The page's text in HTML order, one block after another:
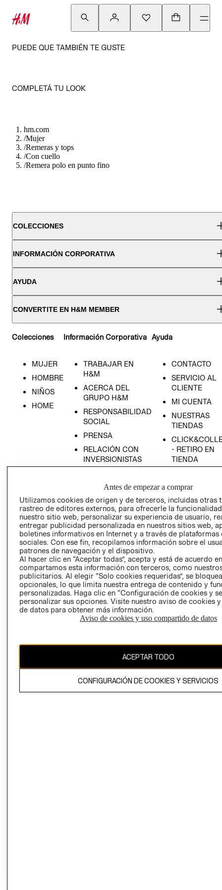
PUEDE QUE TAMBIÉN TE GUSTE
COMPLETÁ TU LOOK
hm.com
/Mujer
/Remeras y tops
/Con cuello
/Remera polo en punto fino
COLECCIONES
INFORMACIÓN CORPORATIVA
AYUDA
CONVERTITE EN H&M MEMBER
Colecciones
MUJER
HOMBRE
NIÑOS
HOME
Información Corporativa
TRABAJAR EN
H&M
ACERCA DEL
GRUPO H&M
RESPONSABILIDAD
SOCIAL
PRENSA
RELACIÓN CON
INVERSIONISTAS
EMPRESARIAL
Ayuda
CONTACTO
SERVICIO AL
CLIENTE
MI CUENTA
NUESTRAS
TIENDAS
- RETIRO EN
TIENDA
AVISO DE
PRIVACIDAD
GIFT CARD
AVISO DE
COOKIES
Uruguay ($U)
El contenido de esta página web está protegido por copyright y es
propiedad de H&M Hennes & Mauritz AB.
Antes de empezar a comprar
Utilizamos cookies de origen y de terceros, incluidas otras
rastreo de editores externos, para ofrecerle la
nuestro sitio web, personalizar su experiencia de usuario,
entregar publicidad personalizada en nuestros sitios web,
boletines informativos en Internet y a través de plataformas
sociales. Con ese fin, recopilamos información sobre el
patrones de navegación y el dispositivo.
Al hacer clic en “Aceptar todas”, acepta y está de acuerdo
compartamos esta información con terceros, como
publicitarios. Al elegir “Solo cookies requeridas”, se
opcionales, lo que limita nuestra entrega de contenido y
personalizadas. Haga clic en “Configuración de cookies y
personalizar sus opciones. Visite nuestro aviso de cookies
de datos para obtener más información.
Aviso de cookies y uso compartido de datos
ACEPTAR TODO
CONFIGURACIÓN DE COOKIES Y SERVICIOS